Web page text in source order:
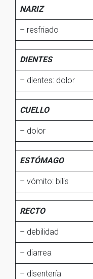
NARIZ
– resfriado
DIENTES
– dientes: dolor
CUELLO
– dolor
ESTÓMAGO
– vómito: bilis
RECTO
– debilidad
– diarrea
– disentería